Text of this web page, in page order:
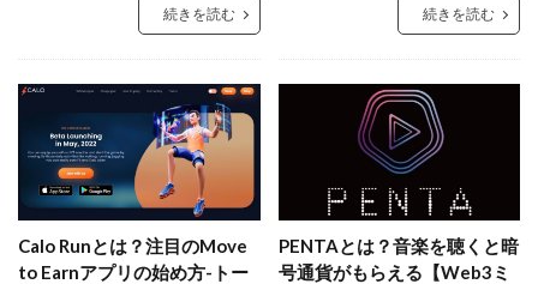
続きを読む 続きを読む
Calo Runとは？注目のMove
to Earnアプリの始め方-トー
PENTAとは？音楽を聴くと暗
号通貨がもらえる【Web3ミ